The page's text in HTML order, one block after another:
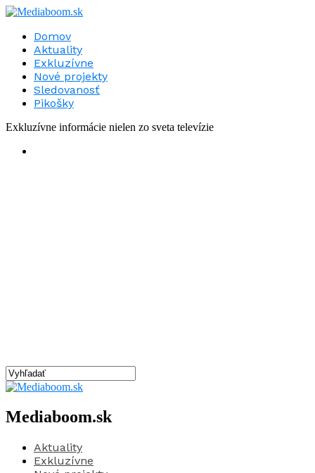
Domov
Aktuality
Exkluzívne
Nové projekty
Sledovanosť
Pikošky
Exkluzívne informácie nielen zo sveta televízie
Mediaboom.sk
Aktuality
Exkluzívne